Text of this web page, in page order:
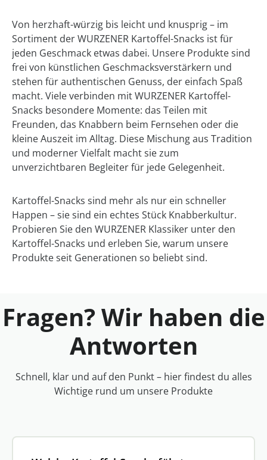
Von herzhaft-würzig bis leicht und knusprig – im
Sortiment der WURZENER Kartoffel-Snacks ist für
jeden Geschmack etwas dabei. Unsere Produkte sind
frei von künstlichen Geschmacksverstärkern und
stehen für authentischen Genuss, der einfach Spaß
macht. Viele verbinden mit WURZENER Kartoffel-
Snacks besondere Momente: das Teilen mit
Freunden, das Knabbern beim Fernsehen oder die
kleine Auszeit im Alltag. Diese Mischung aus Tradition
und moderner Vielfalt macht sie zum
unverzichtbaren Begleiter für jede Gelegenheit.
Kartoffel-Snacks sind mehr als nur ein schneller
Happen – sie sind ein echtes Stück Knabberkultur.
Probieren Sie den WURZENER Klassiker unter den
Kartoffel-Snacks und erleben Sie, warum unsere
Produkte seit Generationen so beliebt sind.
Fragen? Wir haben die
Antworten
Schnell, klar und auf den Punkt – hier findest du alles
Wichtige rund um unsere Produkte